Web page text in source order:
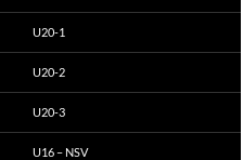
U20-1
U20-2
U20-3
U16 – NSV